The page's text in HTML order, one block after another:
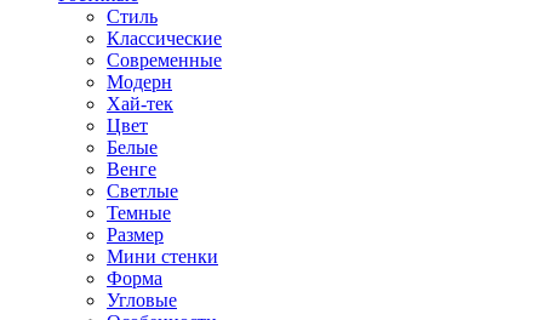
Стиль
Классические
Современные
Модерн
Хай-тек
Цвет
Белые
Венге
Светлые
Темные
Размер
Мини стенки
Форма
Угловые